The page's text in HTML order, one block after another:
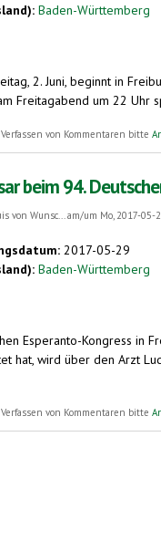
Baden-Württemberg
2. Juni, beginnt in
Freitagabend um 22 Uhr
Deutscher Esperanto-Kongress in
von Kommentaren bitte
beim 94.
von Wunsc... am/um Mo, 2017-05-
2017-05-29
Baden-Württemberg
Esperanto-Kongress in
hat, wird über den Arzt
Kommissar beim 94. Deutschen
von Kommentaren bitte